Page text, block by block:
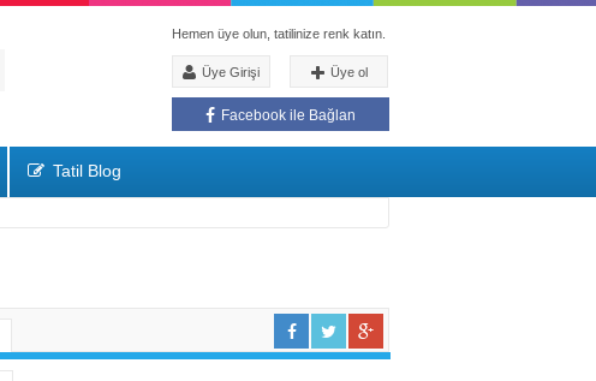
Hemen üye olun, tatilinize renk katın.
Üye Girişi Üye ol
Facebook ile Bağlan
Tatil Blog